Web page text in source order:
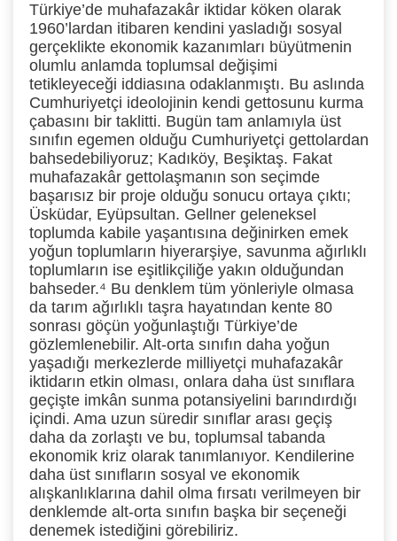
Türkiye’de muhafazakâr iktidar köken olarak
1960’lardan itibaren kendini yasladığı sosyal
gerçeklikte ekonomik kazanımları büyütmenin
olumlu anlamda toplumsal değişimi
tetikleyeceği iddiasına odaklanmıştı. Bu aslında
Cumhuriyetçi ideolojinin kendi gettosunu kurma
çabasını bir taklitti. Bugün tam anlamıyla üst
sınıfın egemen olduğu Cumhuriyetçi gettolardan
bahsedebiliyoruz; Kadıköy, Beşiktaş. Fakat
muhafazakâr gettolaşmanın son seçimde
başarısız bir proje olduğu sonucu ortaya çıktı;
Üsküdar, Eyüpsultan. Gellner geleneksel
toplumda kabile yaşantısına değinirken emek
yoğun toplumların hiyerarşiye, savunma ağırlıklı
toplumların ise eşitlikçiliğe yakın olduğundan
bahseder.⁴ Bu denklem tüm yönleriyle olmasa
da tarım ağırlıklı taşra hayatından kente 80
sonrası göçün yoğunlaştığı Türkiye’de
gözlemlenebilir. Alt-orta sınıfın daha yoğun
yaşadığı merkezlerde milliyetçi muhafazakâr
iktidarın etkin olması, onlara daha üst sınıflara
geçişte imkân sunma potansiyelini barındırdığı
içindi. Ama uzun süredir sınıflar arası geçiş
daha da zorlaştı ve bu, toplumsal tabanda
ekonomik kriz olarak tanımlanıyor. Kendilerine
daha üst sınıfların sosyal ve ekonomik
alışkanlıklarına dahil olma fırsatı verilmeyen bir
denklemde alt-orta sınıfın başka bir seçeneği
denemek istediğini görebiliriz.